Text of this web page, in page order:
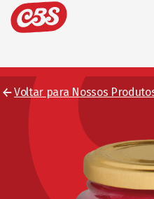
Voltar para Nossos